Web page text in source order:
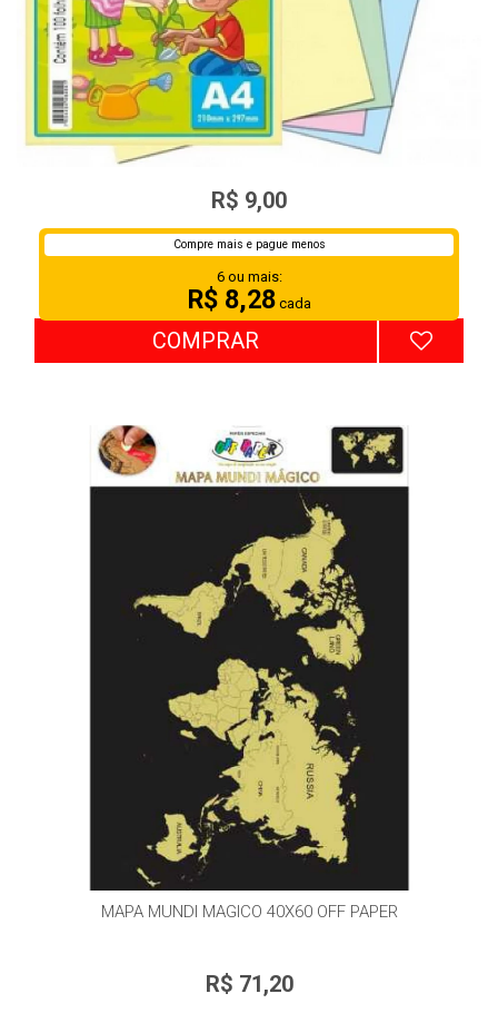
JANDAINHA SORTIDO 75G C/ 100FLS
R$ 9,00
Compre mais e pague menos
6 ou mais:
R$ 8,28cada
COMPRAR
MAPA MUNDI MAGICO 40X60 OFF PAPER
R$ 71,20